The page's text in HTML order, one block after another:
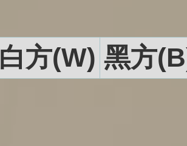
白方(W) 黑方